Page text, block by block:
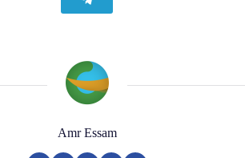
Amr Essam